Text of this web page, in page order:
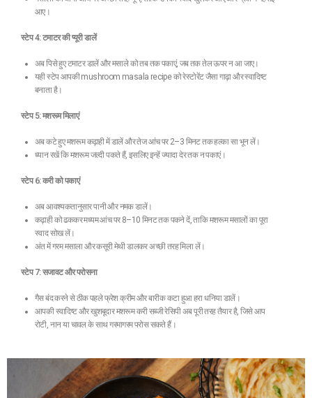
आए।
स्टेप 4: टमाटर की प्यूरी डालें
अब पिसे हुए टमाटर डालें और मसाले को तब तक पकाएं, जब तक तेल ऊपर न आ जाए।
यही स्टेप आपकी mushroom masala recipe को रेस्टोरेंट जैसा गाढ़ा और स्वादिष्ट
बनाता है।
स्टेप 5: मशरूम मिलाएं
अब कटे हुए मशरूम कढ़ाही में डालें और तेज आंच पर 2–3 मिनट तक हल्का सा भून लें।
ध्यान रखें कि मशरूम जल्दी पकते हैं, इसलिए इन्हें ज्यादा देर तक न पकाएं।
स्टेप 6: करी को पकाएं
अब आवश्यकतानुसार पानी और नमक डालें।
कढ़ाही को ढककर मध्यम आंच पर 8–10 मिनट तक पकने दें, ताकि मशरूम मसालों का पूरा
स्वाद सोख लें।
अंत में गरम मसाला और कसूरी मेथी डालकर अच्छी तरह मिला लें।
स्टेप 7: सजावट और परोसना
गैस बंद करने से ठीक पहले फ्रेश क्रीम और बारीक कटा हुआ हरा धनिया डालें।
आपकी स्वादिष्ट और खुशबूदार मशरूम करी सब्जी रेसिपी अब पूरी तरह तैयार है, जिसे आप
रोटी, नान या चावल के साथ गरमागरम परोस सकते हैं।